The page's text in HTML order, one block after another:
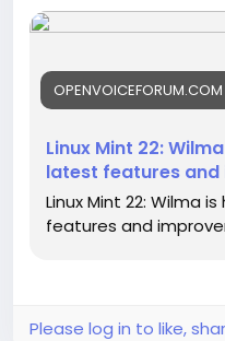
OPENVOICEFORUM.COM
Linux Mint 22:
latest features
Linux Mint 22: Wilma
features and
Please log in to like,